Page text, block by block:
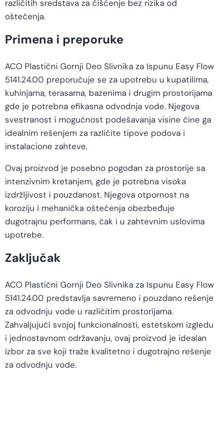
različitih sredstava za čišćenje bez rizika od
oštećenja.
Primena i preporuke
ACO Plastični Gornji Deo Slivnika za Ispunu Easy Flow
5141.24.00 preporučuje se za upotrebu u kupatilima,
kuhinjama, terasama, bazenima i drugim prostorijama
gde je potrebna efikasna odvodnja vode. Njegova
svestranost i mogućnost podešavanja visine čine ga
idealnim rešenjem za različite tipove podova i
instalacione zahteve.
Ovaj proizvod je posebno pogodan za prostorije sa
intenzivnim kretanjem, gde je potrebna visoka
izdržljivost i pouzdanost. Njegova otpornost na
koroziju i mehanička oštećenja obezbeđuje
dugotrajnu performans, čak i u zahtevnim uslovima
upotrebe.
Zaključak
ACO Plastični Gornji Deo Slivnika za Ispunu Easy Flow
5141.24.00 predstavlja savremeno i pouzdano rešenje
za odvodnju vode u različitim prostorijama.
Zahvaljujući svojoj funkcionalnosti, estetskom izgledu
i jednostavnom održavanju, ovaj proizvod je idealan
izbor za sve koji traže kvalitetno i dugotrajno rešenje
za odvodnju vode.